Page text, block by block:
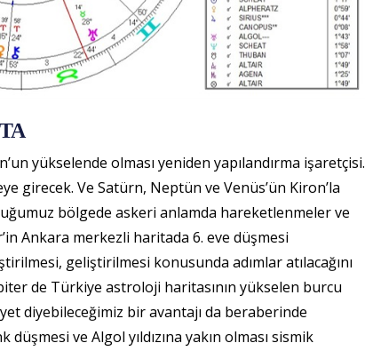
yükselende olması yeniden yapılandırma işaretçisi.
girecek. Ve Satürn, Neptün ve Venüs’ün Kiron’la
bölgede askeri anlamda hareketlenmeler ve
Ankara merkezli haritada 6. eve düşmesi
geliştirilmesi konusunda adımlar atılacağını
de Türkiye astroloji haritasının yükselen burcu
diyebileceğimiz bir avantajı da beraberinde
ve Algol yıldızına yakın olması sismik